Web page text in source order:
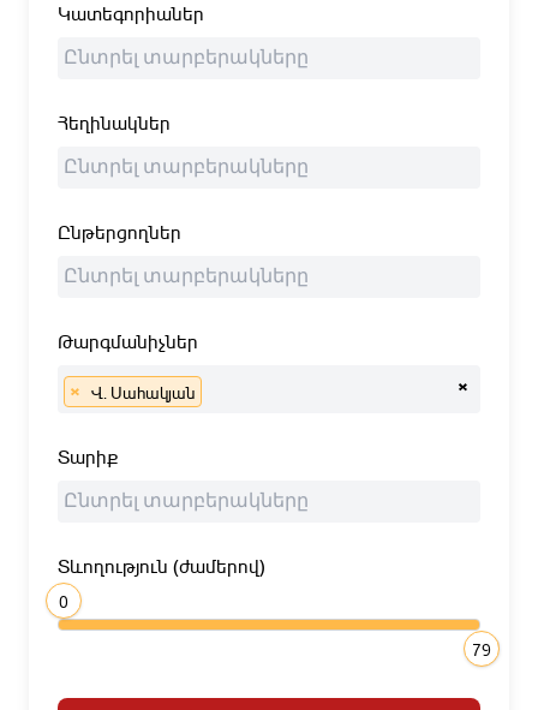
Կատեգորիաներ
Հեղինակներ
Ընթերցողներ
Թարգմանիչներ
×
× Վ. Սահակյան
Տարիք
Տևողություն (ժամերով)
0
79